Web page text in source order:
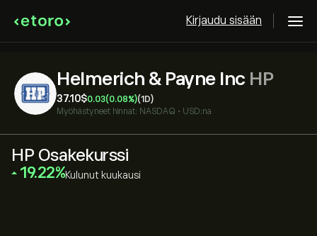
Kirjaudu sisään
Helmerich & Payne Inc HP
37.10‎$‎0.03(0.08%)(1D)
Myöhästyneet hinnat: NASDAQ • USD:na
HP Osakekurssi
‎19.22‎ Kulunut kuukausi